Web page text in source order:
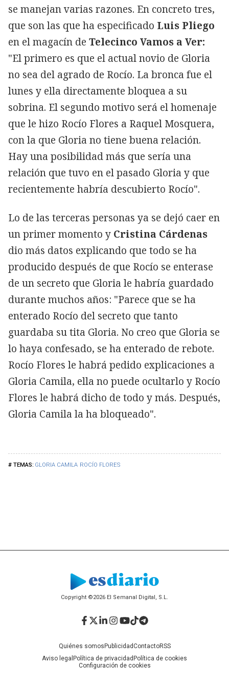
GLORIA CAMILA ROCÍO FLORES
se manejan varias razones. En concreto tres,
que son las que ha especificado Luis Pliego
en el magacín de Telecinco Vamos a Ver:
"El primero es que el actual novio de Gloria
no sea del agrado de Rocío. La bronca fue el
lunes y ella directamente bloquea a su
sobrina. El segundo motivo será el homenaje
que le hizo Rocío Flores a Raquel Mosquera,
con la que Gloria no tiene buena relación.
Hay una posibilidad más que sería una
relación que tuvo en el pasado Gloria y que
recientemente habría descubierto Rocío".
Lo de las terceras personas ya se dejó caer en
un primer momento y Cristina Cárdenas
dio más datos explicando que todo se ha
producido después de que Rocío se enterase
de un secreto que Gloria le habría guardado
durante muchos años: "Parece que se ha
enterado Rocío del secreto que tanto
guardaba su tita Gloria. No creo que Gloria se
lo haya confesado, se ha enterado de rebote.
Rocío Flores le habrá pedido explicaciones a
Gloria Camila, ella no puede ocultarlo y Rocío
Flores le habrá dicho de todo y más. Después,
Gloria Camila la ha bloqueado".
Copyright ©2026 El Semanal Digital, S.L.
Quiénes somos PublicidadContactoRSS
Aviso legal Política de privacidad Política de cookies
Configuración de cookies
Facebook
Twitter
LinkedIn
Instagram
YouTube
TikTok
Telegram